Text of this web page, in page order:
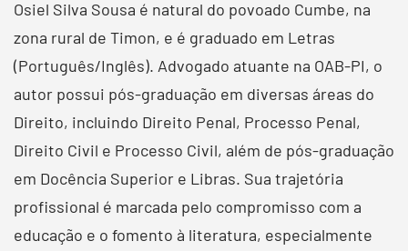
Osiel Silva Sousa é natural do povoado Cumbe, na
zona rural de Timon, e é graduado em Letras
(Português/Inglês). Advogado atuante na OAB-PI, o
autor possui pós-graduação em diversas áreas do
Direito, incluindo Direito Penal, Processo Penal,
Direito Civil e Processo Civil, além de pós-graduação
em Docência Superior e Libras. Sua trajetória
profissional é marcada pelo compromisso com a
educação e o fomento à literatura, especialmente